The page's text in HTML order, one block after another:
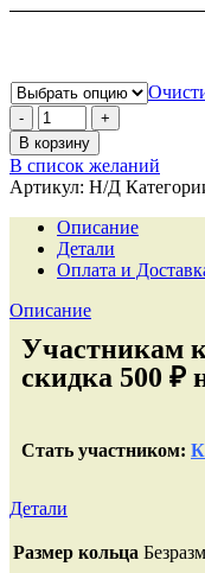
В корзину
В список желаний
Артикул: Н/Д
Описание
Детали
Оплата и
Описание
Участникам
скидка 500 ₽
Стать участником:
Детали
Размер кольца